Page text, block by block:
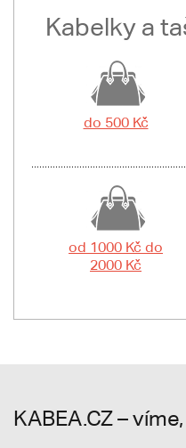
Kabelky a
do 500 Kč
od 1000 Kč do
2000 Kč
KABEA.CZ –